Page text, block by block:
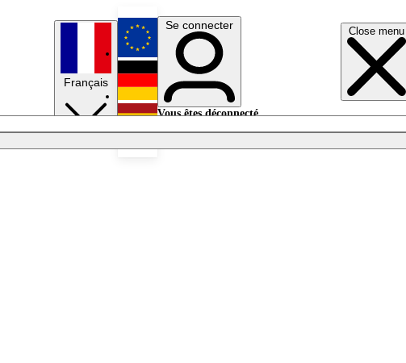
Close menu
Français
English
Deutsch
Se connecter
Vous êtes déconnecté.